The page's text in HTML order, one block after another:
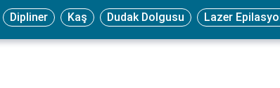
Dipliner Kaş Dudak Dolgusu Lazer